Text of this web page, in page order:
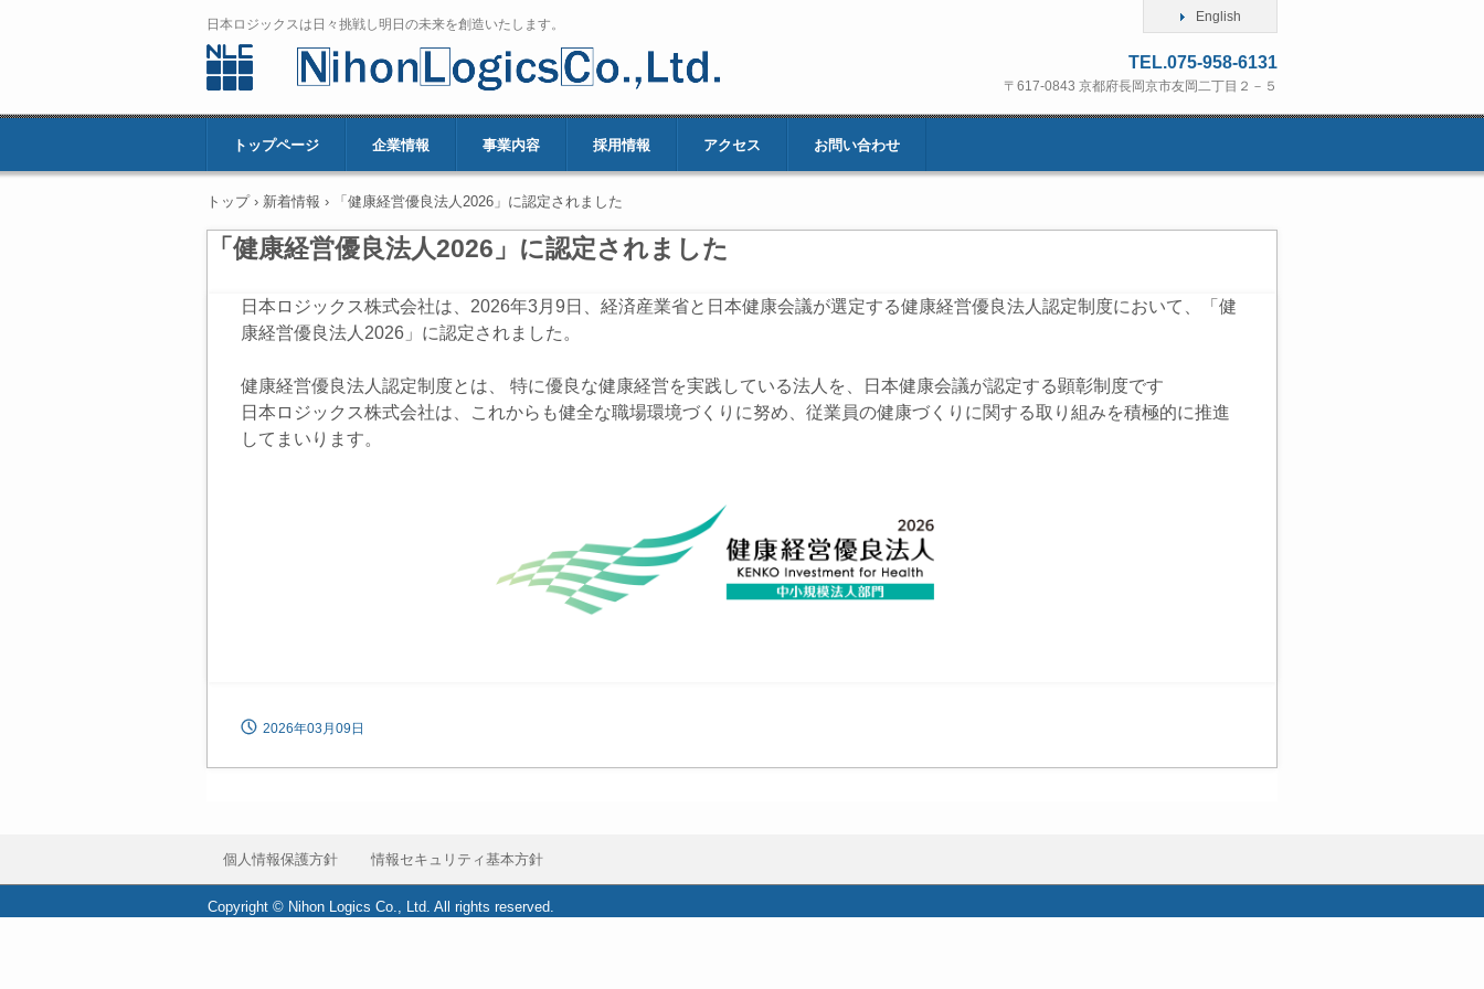
日本ロジックスは日々挑戦し明日の未来を創造いたします。
TEL.075-958-6131
〒617-0843 京都府長岡京市友岡二丁目２－５
English
トップページ 企業情報 事業内容 採用情報 アクセス お問い合わせ
トップ › 新着情報 › 「健康経営優良法人2026」に認定されました
「健康経営優良法人2026」に認定されました
日本ロジックス株式会社は、2026年3月9日、経済産業省と日本健康会議が選定する健康経営優良法人認定制度において、「健
康経営優良法人2026」に認定されました。
健康経営優良法人認定制度とは、 特に優良な健康経営を実践している法人を、日本健康会議が認定する顕彰制度です
日本ロジックス株式会社は、これからも健全な職場環境づくりに努め、従業員の健康づくりに関する取り組みを積極的に推進
してまいります。
2026年03月09日
個人情報保護方針 情報セキュリティ基本方針
Copyright © Nihon Logics Co., Ltd. All rights reserved.